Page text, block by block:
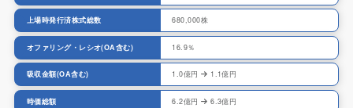
上場時発行済株式総数 680,000株
オファリング・レシオ(OA含む) 16.9％
吸収金額(OA含む) 1.0億円 1.1億円
時価総額 6.2億円 6.3億円